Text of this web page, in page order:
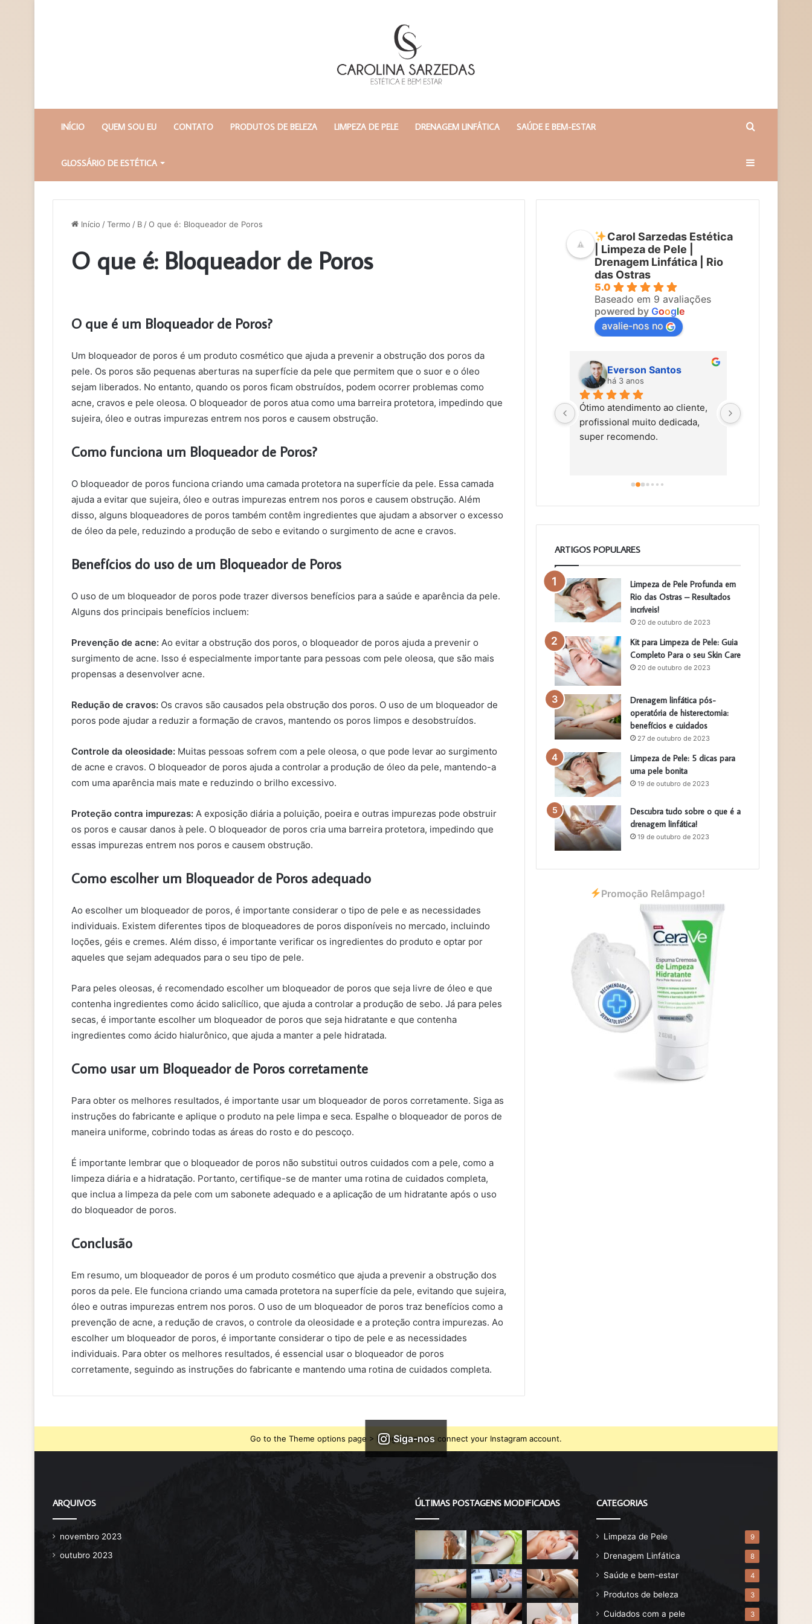
INÍCIO QUEM SOU EU CONTATO PRODUTOS DE BELEZA LIMPEZA DE PELE DRENAGEM LINFÁTICA SAÚDE E BEM-ESTAR
GLOSSÁRIO DE ESTÉTICA
Lateral
Início /Termo / B /O que é: Bloqueador de Poros
O que é: Bloqueador de Poros
O que é um Bloqueador de Poros?
Um bloqueador de poros é um produto cosmético que ajuda a prevenir a obstrução dos poros da
pele. Os poros são pequenas aberturas na superfície da pele que permitem que o suor e o óleo
sejam liberados. No entanto, quando os poros ficam obstruídos, podem ocorrer problemas como
acne, cravos e pele oleosa. O bloqueador de poros atua como uma barreira protetora, impedindo que
sujeira, óleo e outras impurezas entrem nos poros e causem obstrução.
Como funciona um Bloqueador de Poros?
O bloqueador de poros funciona criando uma camada protetora na superfície da pele. Essa camada
ajuda a evitar que sujeira, óleo e outras impurezas entrem nos poros e causem obstrução. Além
disso, alguns bloqueadores de poros também contêm ingredientes que ajudam a absorver o excesso
de óleo da pele, reduzindo a produção de sebo e evitando o surgimento de acne e cravos.
Benefícios do uso de um Bloqueador de Poros
O uso de um bloqueador de poros pode trazer diversos benefícios para a saúde e aparência da pele.
Alguns dos principais benefícios incluem:
Prevenção de acne: Ao evitar a obstrução dos poros, o bloqueador de poros ajuda a prevenir o
surgimento de acne. Isso é especialmente importante para pessoas com pele oleosa, que são mais
propensas a desenvolver acne.
Redução de cravos: Os cravos são causados pela obstrução dos poros. O uso de um bloqueador de
poros pode ajudar a reduzir a formação de cravos, mantendo os poros limpos e desobstruídos.
Controle da oleosidade: Muitas pessoas sofrem com a pele oleosa, o que pode levar ao surgimento
de acne e cravos. O bloqueador de poros ajuda a controlar a produção de óleo da pele, mantendo-a
com uma aparência mais mate e reduzindo o brilho excessivo.
Proteção contra impurezas: A exposição diária a poluição, poeira e outras impurezas pode obstruir
os poros e causar danos à pele. O bloqueador de poros cria uma barreira protetora, impedindo que
essas impurezas entrem nos poros e causem obstrução.
Como escolher um Bloqueador de Poros adequado
Ao escolher um bloqueador de poros, é importante considerar o tipo de pele e as necessidades
individuais. Existem diferentes tipos de bloqueadores de poros disponíveis no mercado, incluindo
loções, géis e cremes. Além disso, é importante verificar os ingredientes do produto e optar por
aqueles que sejam adequados para o seu tipo de pele.
Para peles oleosas, é recomendado escolher um bloqueador de poros que seja livre de óleo e que
contenha ingredientes como ácido salicílico, que ajuda a controlar a produção de sebo. Já para peles
secas, é importante escolher um bloqueador de poros que seja hidratante e que contenha
ingredientes como ácido hialurônico, que ajuda a manter a pele hidratada.
Como usar um Bloqueador de Poros corretamente
Para obter os melhores resultados, é importante usar um bloqueador de poros corretamente. Siga as
instruções do fabricante e aplique o produto na pele limpa e seca. Espalhe o bloqueador de poros de
maneira uniforme, cobrindo todas as áreas do rosto e do pescoço.
É importante lembrar que o bloqueador de poros não substitui outros cuidados com a pele, como a
limpeza diária e a hidratação. Portanto, certifique-se de manter uma rotina de cuidados completa,
que inclua a limpeza da pele com um sabonete adequado e a aplicação de um hidratante após o uso
do bloqueador de poros.
Conclusão
Em resumo, um bloqueador de poros é um produto cosmético que ajuda a prevenir a obstrução dos
poros da pele. Ele funciona criando uma camada protetora na superfície da pele, evitando que sujeira,
óleo e outras impurezas entrem nos poros. O uso de um bloqueador de poros traz benefícios como a
prevenção de acne, a redução de cravos, o controle da oleosidade e a proteção contra impurezas. Ao
escolher um bloqueador de poros, é importante considerar o tipo de pele e as necessidades
individuais. Para obter os melhores resultados, é essencial usar o bloqueador de poros
corretamente, seguindo as instruções do fabricante e mantendo uma rotina de cuidados completa.
Carol Sarzedas Estética
| Limpeza de Pele |
Drenagem Linfática | Rio
das Ostras
5.0
Baseado em 9 avaliações
powered by Google
avalie-nos no
Tomohiko Iwai Everson Santos
há 3 anos
Ótimo atendimento ao cliente,
profissional muito dedicada,
super recomendo.
aromaterapia,
terapias
ARTIGOS POPULARES
Limpeza de Pele Profunda em
Rio das Ostras – Resultados
incríveis!
20 de outubro de 2023
Kit para Limpeza de Pele: Guia
Completo Para o seu Skin Care
20 de outubro de 2023
Drenagem linfática pós-
operatória de histerectomia:
benefícios e cuidados
27 de outubro de 2023
Limpeza de Pele: 5 dicas para
uma pele bonita
19 de outubro de 2023
Descubra tudo sobre o que é a
drenagem linfática!
19 de outubro de 2023
Promoção Relâmpago!
Siga-nos
Go to the Theme options page > Integrations, to connect your Instagram account.
ARQUIVOS
novembro 2023
outubro 2023
ÚLTIMAS POSTAGENS MODIFICADAS CATEGORIAS
Limpeza de Pele 9
Drenagem Linfática 8
Saúde e bem-estar 4
Produtos de beleza 3
Cuidados com a pele 3